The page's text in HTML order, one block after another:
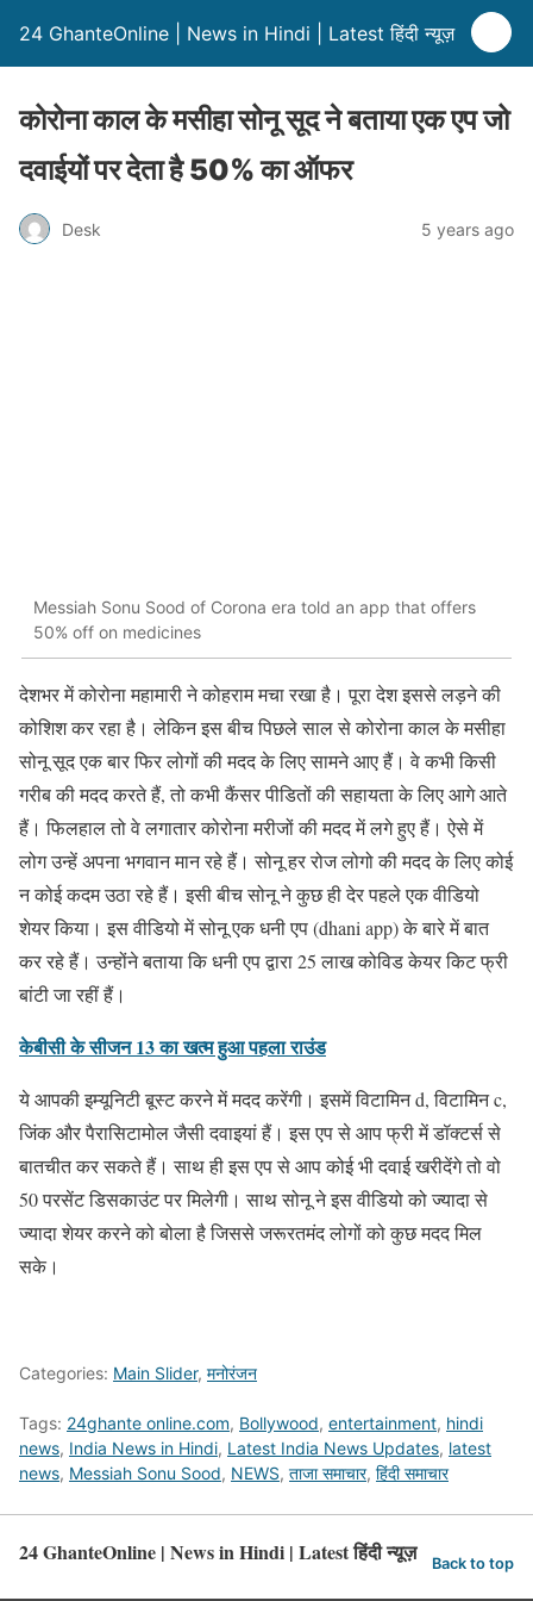
24 GhanteOnline | News in Hindi | Latest हिंदी न्यूज़
कोरोना काल के मसीहा सोनू सूद ने बताया एक एप जो
दवाईयों पर देता है 50% का ऑफर
Desk 5 years ago
Messiah Sonu Sood of Corona era told an app that offers
50% off on medicines
देशभर में कोरोना महामारी ने कोहराम मचा रखा है। पूरा देश इससे लड़ने की
कोशिश कर रहा है। लेकिन इस बीच पिछले साल से कोरोना काल के मसीहा
सोनू सूद एक बार फिर लोगों की मदद के लिए सामने आए हैं। वे कभी किसी
गरीब की मदद करते हैं, तो कभी कैंसर पीडितों की सहायता के लिए आगे आते
हैं। फिलहाल तो वे लगातार कोरोना मरीजों की मदद में लगे हुए हैं। ऐसे में
लोग उन्हें अपना भगवान मान रहे हैं। सोनू हर रोज लोगो की मदद के लिए कोई
न कोई कदम उठा रहे हैं। इसी बीच सोनू ने कुछ ही देर पहले एक वीडियो
शेयर किया। इस वीडियो में सोनू एक धनी एप (dhani app) के बारे में बात
कर रहे हैं। उन्होंने बताया कि धनी एप द्वारा 25 लाख कोविड केयर किट फ्री
बांटी जा रहीं हैं।
केबीसी के सीजन 13 का खत्म हुआ पहला राउंड
ये आपकी इम्यूनिटी बूस्ट करने में मदद करेंगी। इसमें विटामिन d, विटामिन c,
जिंक और पैरासिटामोल जैसी दवाइयां हैं। इस एप से आप फ्री में डॉक्टर्स से
बातचीत कर सकते हैं। साथ ही इस एप से आप कोई भी दवाई खरीदेंगे तो वो
50 परसेंट डिसकाउंट पर मिलेगी। साथ सोनू ने इस वीडियो को ज्यादा से
ज्यादा शेयर करने को बोला है जिससे जरूरतमंद लोगों को कुछ मदद मिल
सके।
Categories: Main Slider, मनोरंजन
Tags: 24ghante online.com, Bollywood, entertainment, hindi
news, India News in Hindi, Latest India News Updates, latest
news, Messiah Sonu Sood, NEWS, ताजा समाचार, हिंदी समाचार
24 GhanteOnline | News in Hindi | Latest हिंदी न्यूज़ Back to top